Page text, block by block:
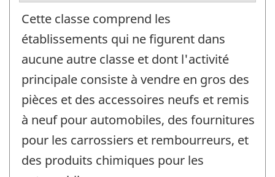
Cette classe comprend les
établissements qui ne figurent dans
aucune autre classe et dont l'activité
principale consiste à vendre en gros des
pièces et des accessoires neufs et remis
à neuf pour automobiles, des fournitures
pour les carrossiers et rembourreurs, et
des produits chimiques pour les